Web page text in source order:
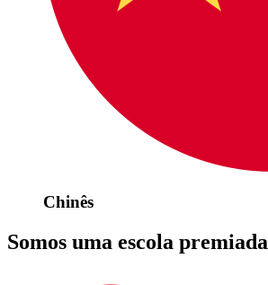
Chinês
Somos uma escola premiada